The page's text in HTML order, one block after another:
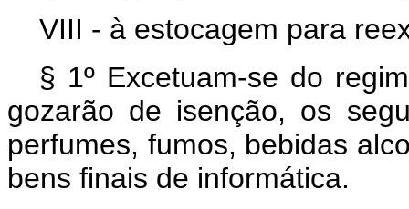
VIII - à estocagem para
§ 1º Excetuam-se do
gozarão de isenção, os
perfumes, fumos, bebidas
bens finais de informática.